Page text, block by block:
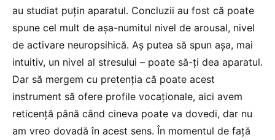
au studiat puțin aparatul. Concluzii au fost că poate
spune cel mult de așa-numitul nivel de arousal, nivel
de activare neuropsihică. Aș putea să spun așa, mai
intuitiv, un nivel al stresului – poate să-ți dea aparatul.
Dar să mergem cu pretenția că poate acest
instrument să ofere profile vocaționale, aici avem
reticență până când cineva poate va dovedi, dar nu
am vreo dovadă în acest sens. În momentul de față